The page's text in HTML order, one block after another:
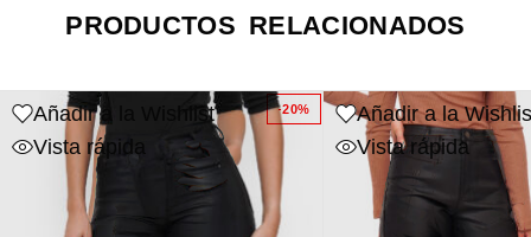
PRODUCTOS RELACIONADOS
-20%
Añadir a la Wishlist
Vista rápida
Añadir a la
Vista rápida